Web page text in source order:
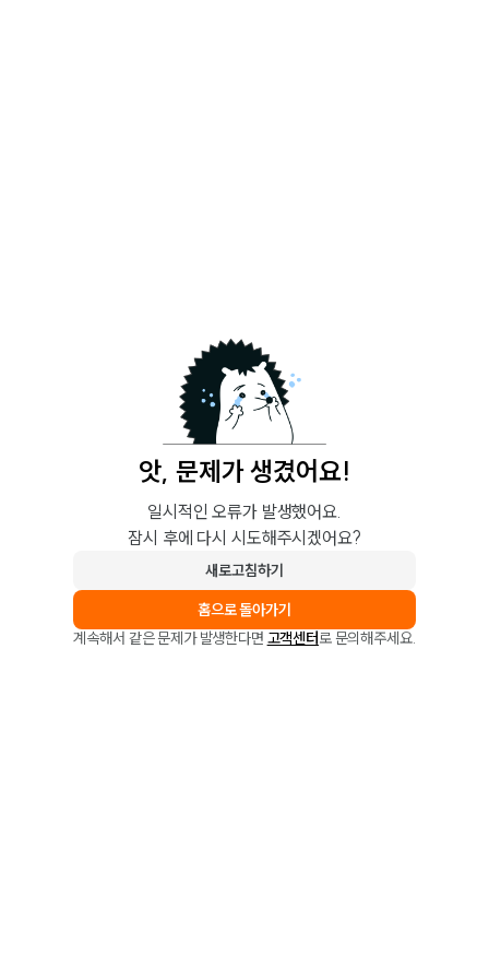
앗, 문제가 생겼어요!
일시적인 오류가 발생했어요.
잠시 후에 다시 시도해주시겠어요?
새로고침하기
홈으로 돌아가기
계속해서 같은 문제가 발생한다면 고객센터로 문의해주세요.